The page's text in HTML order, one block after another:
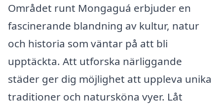
Området runt Mongaguá erbjuder en
fascinerande blandning av kultur, natur
och historia som väntar på att bli
upptäckta. Att utforska närliggande
städer ger dig möjlighet att uppleva unika
traditioner och natursköna vyer. Låt